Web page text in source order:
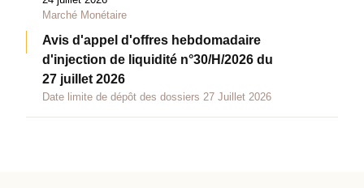
Marché Monétaire
Avis d'appel d'offres hebdomadaire
d'injection de liquidité n°30/H/2026 du
27 juillet 2026
Date limite de dépôt des dossiers 27 Juillet 2026